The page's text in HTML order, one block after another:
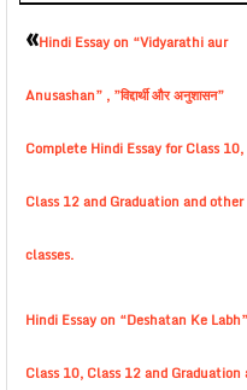
«Hindi Essay on “Vidyarathi aur
Anusashan” , ”विद्दार्थी और अनुशासन”
Complete Hindi Essay for Class 10,
Class 12 and Graduation and other
classes.
Hindi Essay on “Deshatan Ke
Class 10, Class 12 and Graduation